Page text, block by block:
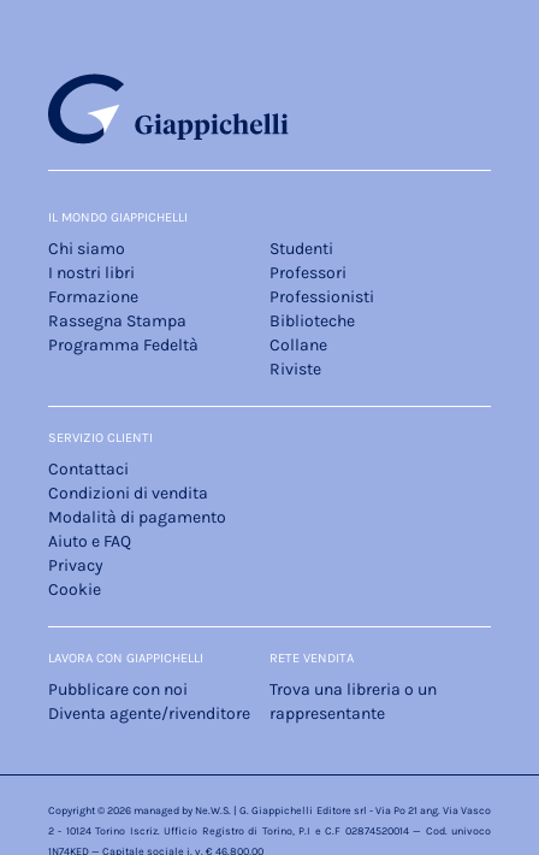
IL MONDO GIAPPICHELLI
Chi siamo
I nostri libri
Formazione
Rassegna Stampa
Programma Fedeltà
Studenti
Professori
Professionisti
Biblioteche
Collane
Riviste
SERVIZIO CLIENTI
Contattaci
Condizioni di vendita
Modalità di pagamento
Aiuto e FAQ
Privacy
Cookie
LAVORA CON GIAPPICHELLI
Pubblicare con noi
Diventa agente/rivenditore
RETE VENDITA
Trova una libreria o un
rappresentante
Copyright © 2026 managed by Ne.W.S. | G. Giappichelli Editore srl - Via Po 21 ang. Via Vasco
2 - 10124 Torino Iscriz. Ufficio Registro di Torino, P.I e C.F 02874520014 — Cod. univoco
1N74KED — Capitale sociale i. v. € 46.800,00